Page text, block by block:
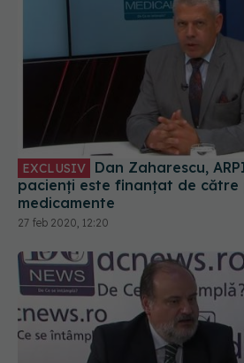
EXCLUSIV
pacienți este finanțat de
medicamente
27 feb 2020, 12:20